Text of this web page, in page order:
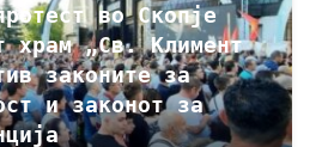
во Скопје
храм „Св. Климент
законите за
и законот за